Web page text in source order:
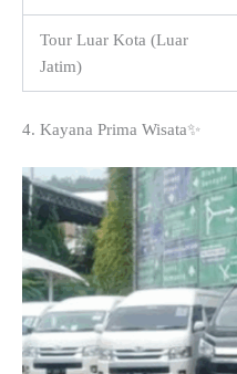
Tour Luar Kota (Luar
Jatim)
4. Kayana Prima Wisata✨